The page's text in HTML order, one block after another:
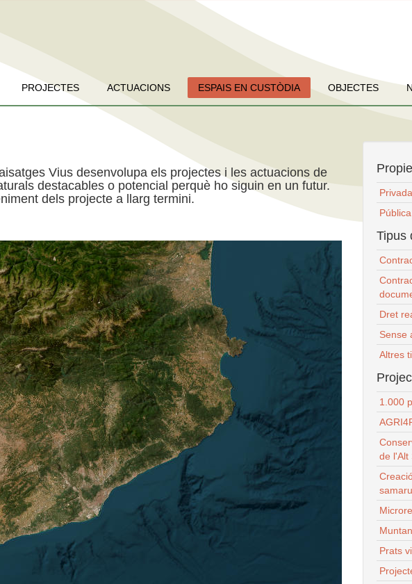
PROJECTES ACTUACIONS ESPAIS EN CUSTÒDIA OBJECTES
Vius desenvolupa els projectes i les actuacions de
destacables o potencial perquè ho siguin en un futur.
dels projecte a llarg termini.
Privada
Pública
Tipus
Dret
Sense
Altres
1.000
de l'Alt
Prats